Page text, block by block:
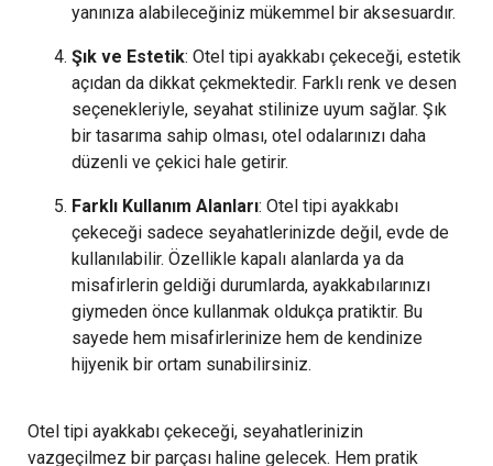
yanınıza alabileceğiniz mükemmel bir aksesuardır.
Şık ve Estetik: Otel tipi ayakkabı çekeceği, estetik
açıdan da dikkat çekmektedir. Farklı renk ve desen
seçenekleriyle, seyahat stilinize uyum sağlar. Şık
bir tasarıma sahip olması, otel odalarınızı daha
düzenli ve çekici hale getirir.
Farklı Kullanım Alanları: Otel tipi ayakkabı
çekeceği sadece seyahatlerinizde değil, evde de
kullanılabilir. Özellikle kapalı alanlarda ya da
misafirlerin geldiği durumlarda, ayakkabılarınızı
giymeden önce kullanmak oldukça pratiktir. Bu
sayede hem misafirlerinize hem de kendinize
hijyenik bir ortam sunabilirsiniz.
Otel tipi ayakkabı çekeceği, seyahatlerinizin
vazgeçilmez bir parçası haline gelecek. Hem pratik